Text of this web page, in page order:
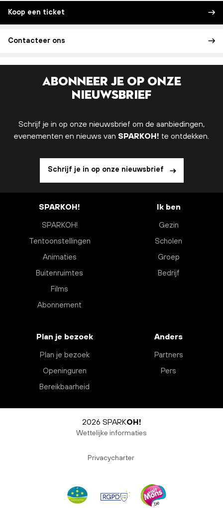
Koop een ticket
Contacteer ons
Abonneer je op onze
nieuwsbrief
Schrijf je in op onze nieuwsbrief om de aanbiedingen,
evenementen en nieuws van SPARKOH! te ontdekken.
Schrijf je in op onze nieuwsbrief
SPARKOH!
SPARKOH!
Tentoonstellingen
Animaties
Buitenruimtes
Films
Abonnement
Ik ben
Gezin
Scholen
Groep
Bedrijf
Plan je bezoek
Plan je bezoek
Openinguren
Bereikbaarheid
Anders
Partners
Pers
2026 SPARKOH!
Wettelijke informaties
Privacycharter